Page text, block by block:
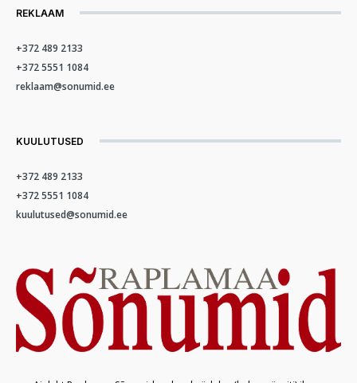
REKLAAM
+372 489 2133
+372 5551 1084
reklaam@sonumid.ee
KUULUTUSED
+372 489 2133
+372 5551 1084
kuulutused@sonumid.ee